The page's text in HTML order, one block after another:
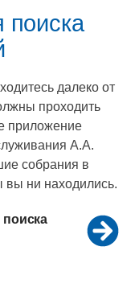
поиска
далеко от
проходить
приложение
А.А.
собрания в
вы ни находились.